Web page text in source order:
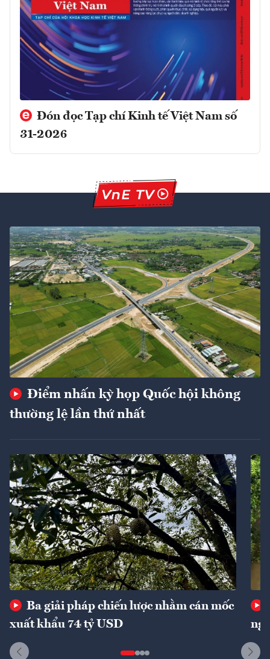
Đón đọc Tạp chí Kinh tế Việt Nam số
31-2026
Điểm nhấn kỳ họp Quốc hội không
thường lệ lần thứ nhất
Ba giải pháp chiến lược nhằm cán mốc
xuất khẩu 74 tỷ USD